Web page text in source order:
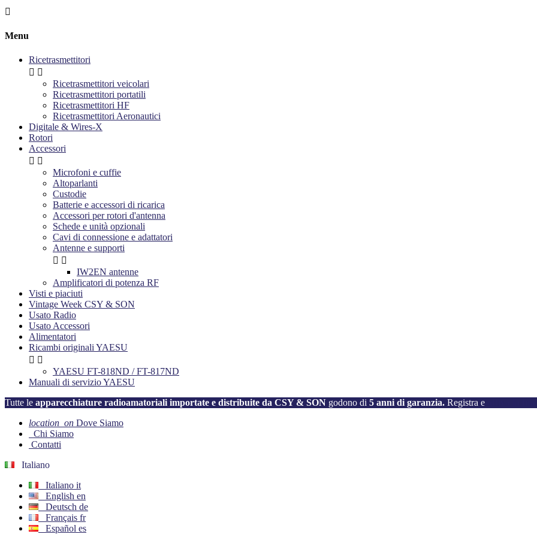

Menu
Ricetrasmettitori
 
Ricetrasmettitori veicolari
Ricetrasmettitori portatili
Ricetrasmettitori HF
Ricetrasmettitori Aeronautici
Digitale & Wires-X
Rotori
Accessori
 
Microfoni e cuffie
Altoparlanti
Custodie
Batterie e accessori di ricarica
Accessori per rotori d'antenna
Schede e unità opzionali
Cavi di connessione e adattatori
Antenne e supporti
 
IW2EN antenne
Amplificatori di potenza RF
Visti e piaciuti
Vintage Week CSY & SON
Usato Radio
Usato Accessori
Alimentatori
Ricambi originali YAESU
 
YAESU FT-818ND / FT-817ND
Manuali di servizio YAESU
Tutte le apparecchiature radioamatoriali importate e distribuite da CSY & SON godono di 5 anni di garanzia. Registra e
location_on Dove Siamo
Chi Siamo
Contatti
Italiano
Italiano it
English en
Deutsch de
Français fr
Español es